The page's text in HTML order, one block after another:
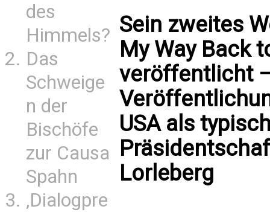
des
Himmels?
Das
Schweige
n der
Bischöfe
zur Causa
Spahn
‚Dialogpre
Sein zweites
My Way Back
veröffentlicht
USA als
Lorleberg